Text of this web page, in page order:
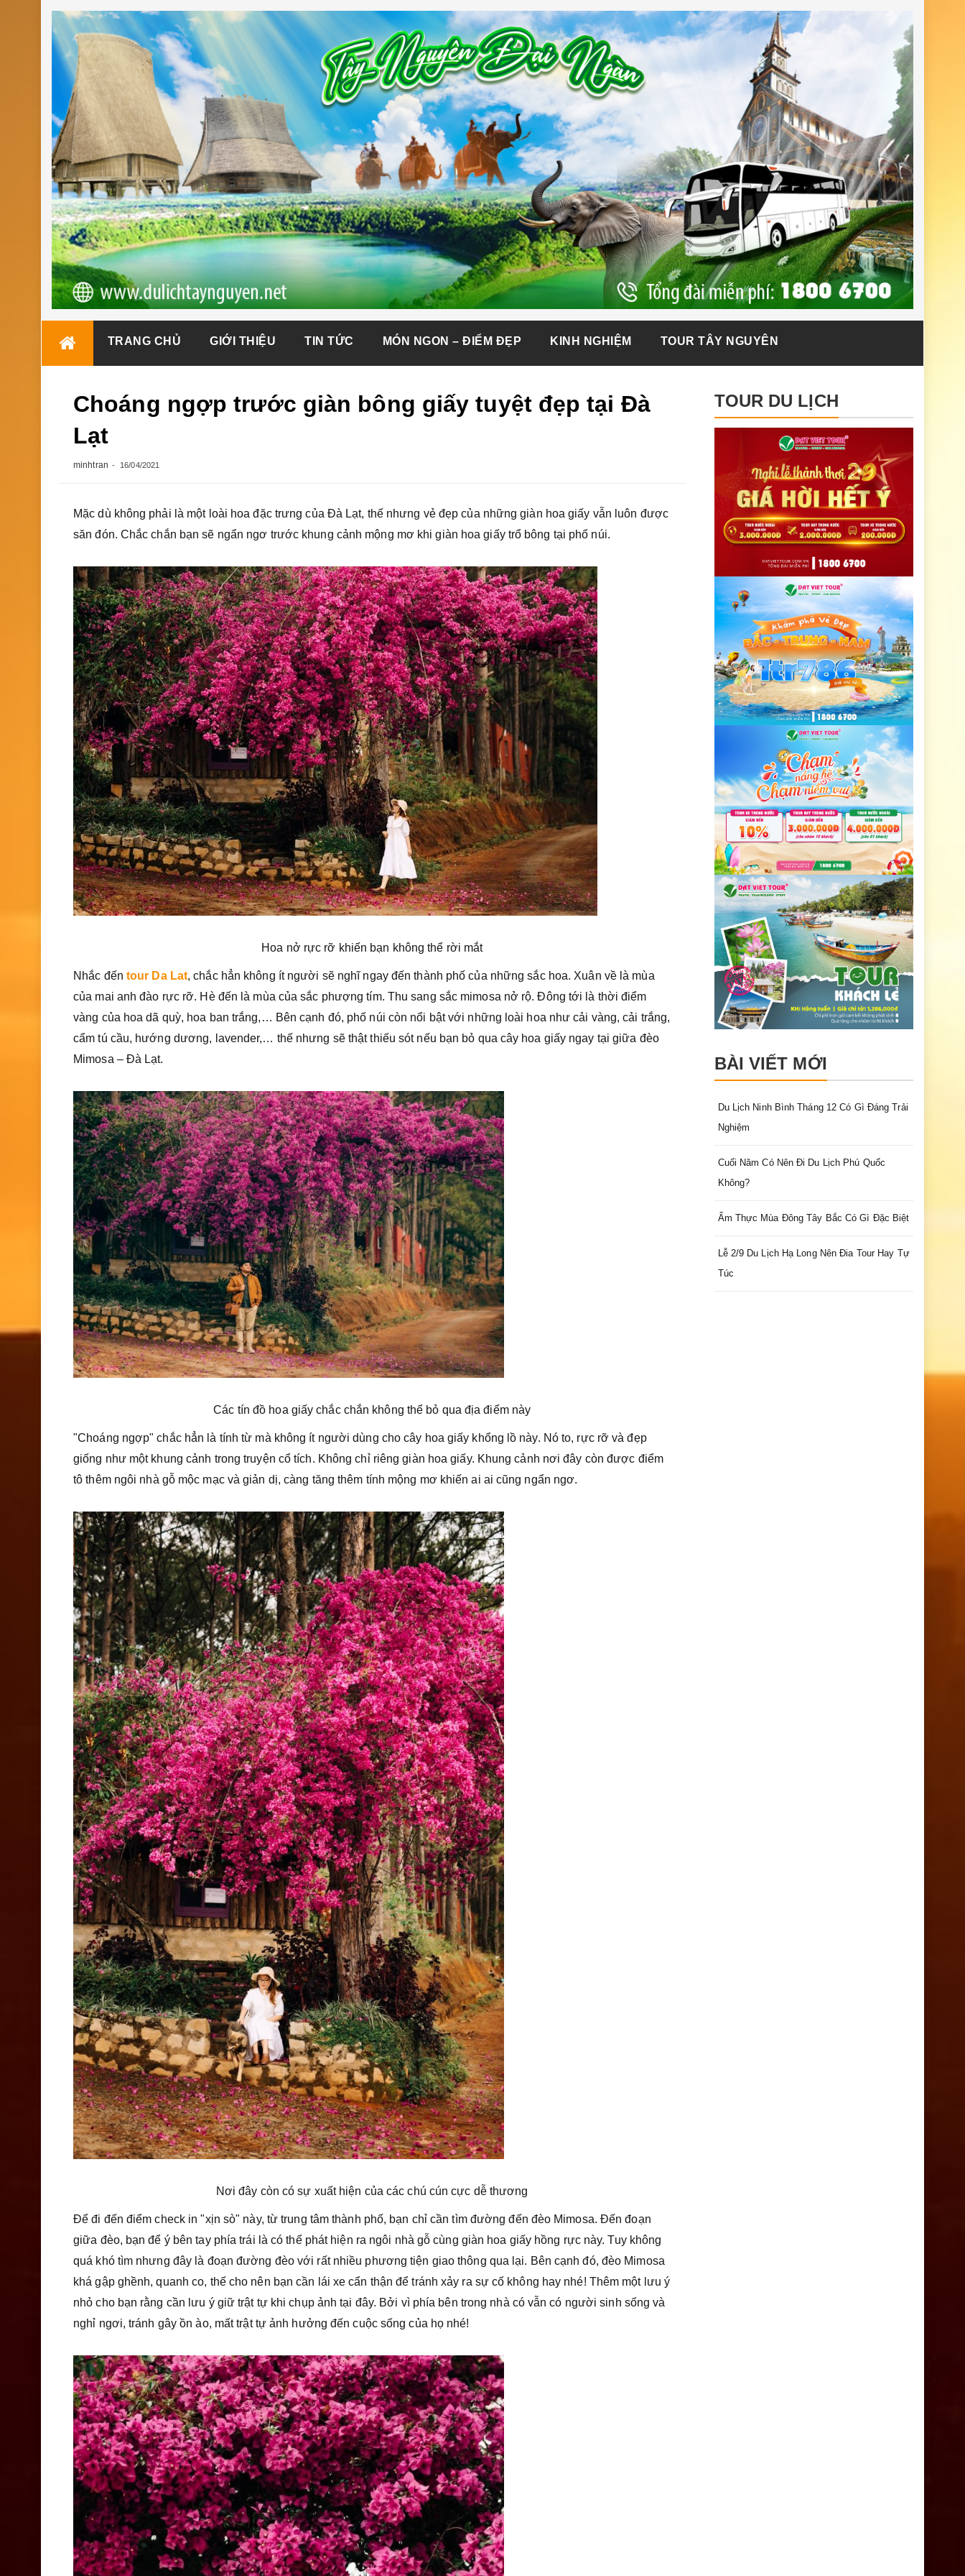
TRANG CHỦ GIỚI THIỆU TIN TỨC MÓN NGON – ĐIỂM ĐẸP KINH NGHIỆM TOUR TÂY NGUYÊN
Choáng ngợp trước giàn bông giấy tuyệt đẹp tại Đà
Lạt
minhtran 16/04/2021
Mặc dù không phải là một loài hoa đặc trưng của Đà Lạt, thế nhưng vẻ đẹp của những giàn hoa giấy vẫn luôn được
săn đón. Chắc chắn bạn sẽ ngẩn ngơ trước khung cảnh mộng mơ khi giàn hoa giấy trổ bông tại phố núi.
Hoa nở rực rỡ khiến bạn không thể rời mắt
Nhắc đến tour Da Lat, chắc hẳn không ít người sẽ nghĩ ngay đến thành phố của những sắc hoa. Xuân về là mùa
của mai anh đào rực rỡ. Hè đến là mùa của sắc phượng tím. Thu sang sắc mimosa nở rộ. Đông tới là thời điểm
vàng của hoa dã quỳ, hoa ban trắng,… Bên cạnh đó, phố núi còn nổi bật với những loài hoa như cải vàng, cải trắng,
cẩm tú cầu, hướng dương, lavender,… thế nhưng sẽ thật thiếu sót nếu bạn bỏ qua cây hoa giấy ngay tại giữa đèo
Mimosa – Đà Lạt.
Các tín đồ hoa giấy chắc chắn không thể bỏ qua địa điểm này
"Choáng ngợp" chắc hẳn là tính từ mà không ít người dùng cho cây hoa giấy khổng lồ này. Nó to, rực rỡ và đẹp
giống như một khung cảnh trong truyện cổ tích. Không chỉ riêng giàn hoa giấy. Khung cảnh nơi đây còn được điểm
tô thêm ngôi nhà gỗ mộc mạc và giản dị, càng tăng thêm tính mộng mơ khiến ai ai cũng ngẩn ngơ.
Nơi đây còn có sự xuất hiện của các chú cún cực dễ thương
Để đi đến điểm check in "xịn sò" này, từ trung tâm thành phố, bạn chỉ cần tìm đường đến đèo Mimosa. Đến đoạn
giữa đèo, bạn để ý bên tay phía trái là có thể phát hiện ra ngôi nhà gỗ cùng giàn hoa giấy hồng rực này. Tuy không
quá khó tìm nhưng đây là đoạn đường đèo với rất nhiều phương tiện giao thông qua lại. Bên cạnh đó, đèo Mimosa
khá gập ghềnh, quanh co, thế cho nên bạn cần lái xe cẩn thận để tránh xảy ra sự cố không hay nhé! Thêm một lưu ý
nhỏ cho bạn rằng cần lưu ý giữ trật tự khi chụp ảnh tại đây. Bởi vì phía bên trong nhà có vẫn có người sinh sống và
nghỉ ngơi, tránh gây ồn ào, mất trật tự ảnh hưởng đến cuộc sống của họ nhé!
TOUR DU LỊCH
BÀI VIẾT MỚI
Du Lịch Ninh Bình Tháng 12 Có Gì Đáng Trải
Nghiệm
Cuối Năm Có Nên Đi Du Lịch Phú Quốc
Không?
Ẩm Thực Mùa Đông Tây Bắc Có Gì Đặc Biệt
Lễ 2/9 Du Lịch Hạ Long Nên Đia Tour Hay Tự
Túc